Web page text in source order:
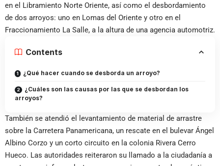
en el Libramiento Norte Oriente, así como el desbordamiento
de dos arroyos: uno en Lomas del Oriente y otro en el
Fraccionamiento La Salle, a la altura de una agencia automotriz.
Contents
¿Qué hacer cuando se desborda un arroyo?
¿Cuáles son las causas por las que se desbordan los
arroyos?
También se atendió el levantamiento de material de arrastre
sobre la Carretera Panamericana, un rescate en el bulevar Ángel
Albino Corzo y un corto circuito en la colonia Rivera Cerro
Hueco. Las autoridades reiteraron su llamado a la ciudadanía a